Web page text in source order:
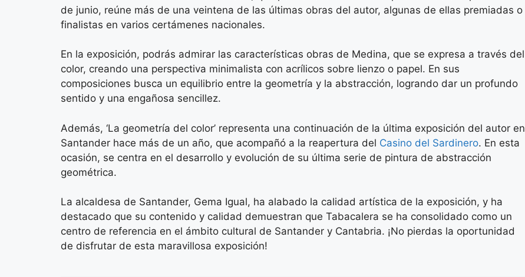
de junio, reúne más de una veintena de las últimas obras del autor, algunas de ellas premiadas o
finalistas en varios certámenes nacionales.
En la exposición, podrás admirar las características obras de Medina, que se expresa a través del
color, creando una perspectiva minimalista con acrílicos sobre lienzo o papel. En sus
composiciones busca un equilibrio entre la geometría y la abstracción, logrando dar un profundo
sentido y una engañosa sencillez.
Además, ‘La geometría del color’ representa una continuación de la última exposición del autor en
Santander hace más de un año, que acompañó a la reapertura del Casino del Sardinero. En esta
ocasión, se centra en el desarrollo y evolución de su última serie de pintura de abstracción
geométrica.
La alcaldesa de Santander, Gema Igual, ha alabado la calidad artística de la exposición, y ha
destacado que su contenido y calidad demuestran que Tabacalera se ha consolidado como un
centro de referencia en el ámbito cultural de Santander y Cantabria. ¡No pierdas la oportunidad
de disfrutar de esta maravillosa exposición!